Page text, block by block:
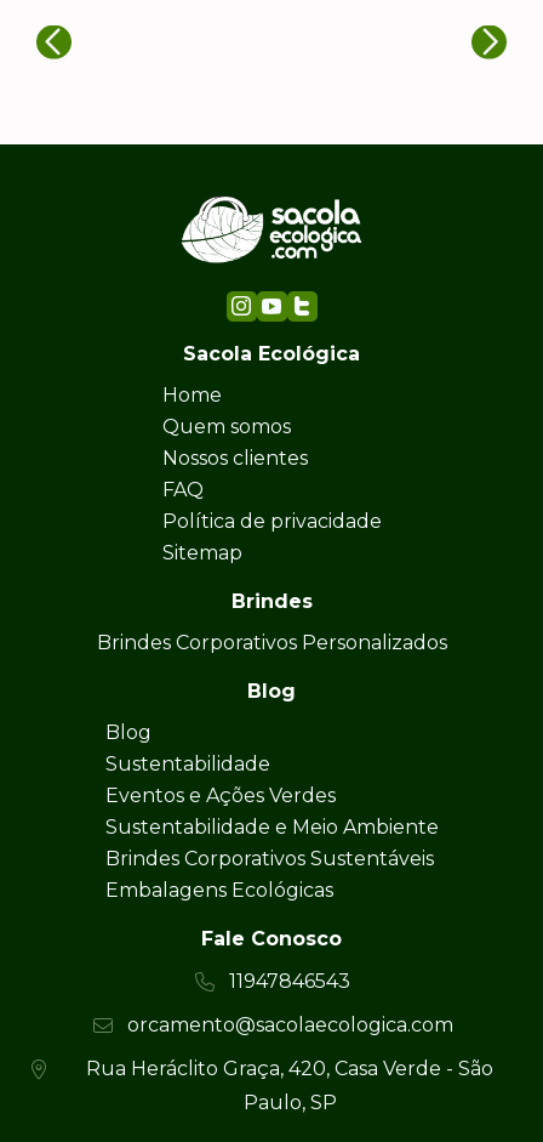
Sacola Ecológica
Home
Quem somos
Nossos clientes
FAQ
Política de privacidade
Sitemap
Brindes
Brindes Corporativos Personalizados
Blog
Blog
Sustentabilidade
Eventos e Ações Verdes
Sustentabilidade e Meio Ambiente
Brindes Corporativos Sustentáveis
Embalagens Ecológicas
Fale Conosco
11947846543
orcamento@sacolaecologica.com
Rua Heráclito Graça, 420, Casa Verde - São
Paulo, SP